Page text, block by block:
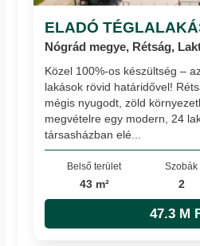
ELADÓ
Nógrád megye, Rétság,
Közel 100%-os készültség –
lakások rövid határidővel!
mégis nyugodt, zöld
megvételre egy modern, 24
társasházban elé...
Belső terület
43 m²
Szobák
2
47.3 M